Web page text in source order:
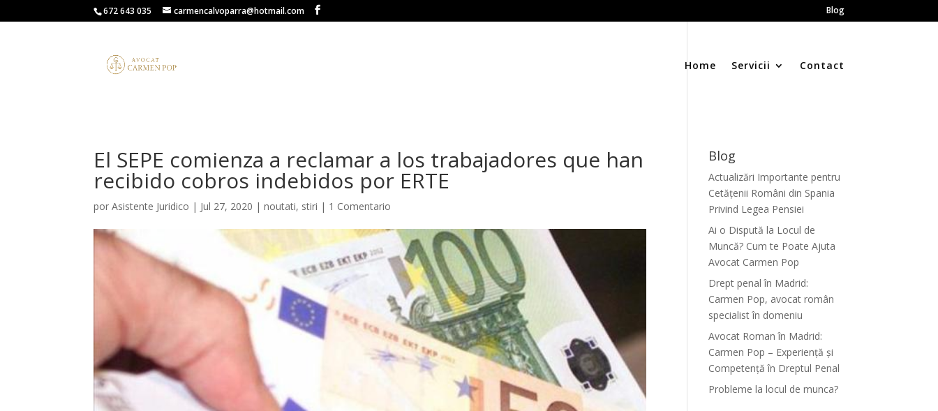
672 643 035 carmencalvoparra@hotmail.com Blog
Home Servicii Contact
El SEPE comienza a reclamar a los trabajadores que han
recibido cobros indebidos por ERTE
porAsistente Juridico | Jul 27, 2020 |noutati, stiri | 1 Comentario
Blog
Actualizări Importante pentru
Cetățenii Români din Spania
Privind Legea Pensiei
Ai o Dispută la Locul de
Muncă? Cum te Poate Ajuta
Avocat Carmen Pop
Drept penal în Madrid:
Carmen Pop, avocat român
specialist în domeniu
Avocat Roman în Madrid:
Carmen Pop – Experiență și
Competență în Dreptul Penal
Probleme la locul de munca?